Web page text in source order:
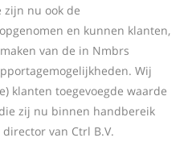
nu ook de
en kunnen klanten,
van de in Nmbrs
Wij
klanten toegevoegde waarde
zij nu binnen handbereik
director van Ctrl B.V.